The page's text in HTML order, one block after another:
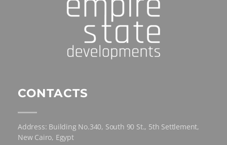
CONTACTS
Address: Building No.340, South 90 St., 5th Settlement,
New Cairo, Egypt